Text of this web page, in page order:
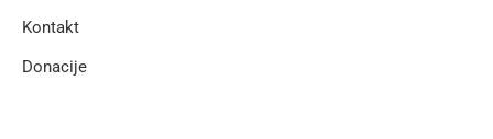
Kontakt
Donacije